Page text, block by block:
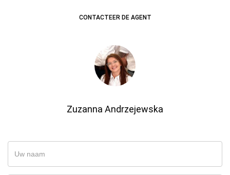
CONTACTEER DE AGENT
Zuzanna Andrzejewska